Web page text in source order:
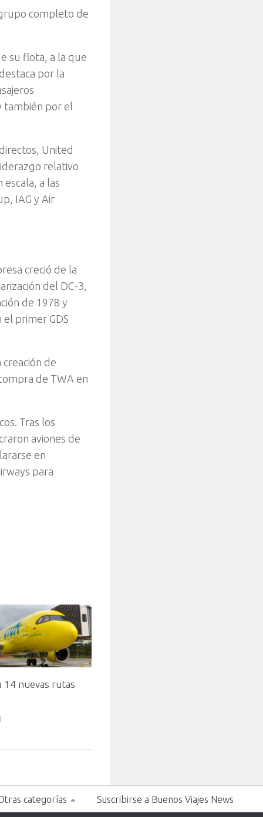
completo de
su flota, a la que
por la
también por el
United
relativo
a las
IAG y Air
creció de la
del DC-3,
de 1978 y
primer GDS
creación de
de TWA en
Tras los
aviones de
en
para
14 nuevas rutas
categorías Suscribirse a Buenos Viajes News